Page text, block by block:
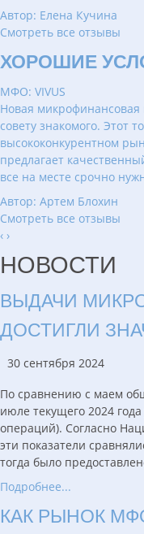
Автор: Елена Кучина
Смотреть все отзывы
ХОРОШИЕ
МФО: VIVUS
Новая микрофинансовая
совету знакомого. Этот
высококонкурентном
предлагает
все на месте срочно
Автор: Артем Блохин
Смотреть все отзывы
‹ ›
НОВОСТИ
ВЫДАЧИ
ДОСТИГЛИ
30 сентября 2024
По сравнению с маем
июле текущего 2024
операций). Согласно
эти показатели
тогда было
Подробнее...
КАК РЫНОК